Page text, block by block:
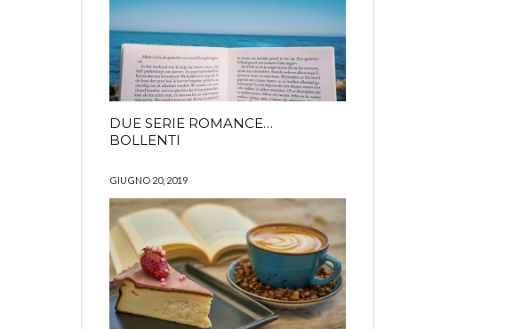
DUE SERIE ROMANCE…
BOLLENTI
GIUGNO 20, 2019